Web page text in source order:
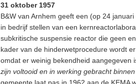
31 oktober 1957
B&W van Arnhem geeft een (op 24
in bedrijf stellen van een
subkritische suspensie reactor die geen
kader van de hinderwetprocedure wordt
omdat er weinig bekendheid aangegeven
zijn voltooid en in werking gebracht
gemeente laat pas in 1962 aan de KEMA